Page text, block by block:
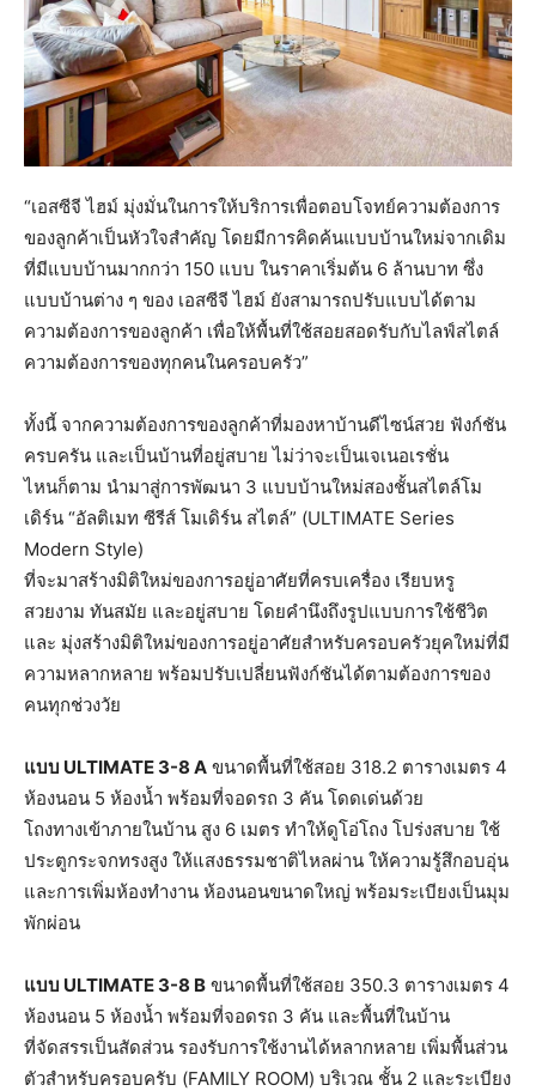
“เอสซีจี ไฮม์ มุ่งมั่นในการให้บริการเพื่อตอบโจทย์ความต้องการ
ของลูกค้าเป็นหัวใจสำคัญ โดยมีการคิดค้นแบบบ้านใหม่จากเดิม
ที่มีแบบบ้านมากกว่า 150 แบบ ในราคาเริ่มต้น 6 ล้านบาท ซึ่ง
แบบบ้านต่าง ๆ ของ เอสซีจี ไฮม์ ยังสามารถปรับแบบได้ตาม
ความต้องการของลูกค้า เพื่อให้พื้นที่ใช้สอยสอดรับกับไลฟ์สไตล์
ความต้องการของทุกคนในครอบครัว”
ทั้งนี้ จากความต้องการของลูกค้าที่มองหาบ้านดีไซน์สวย ฟังก์ชัน
ครบครัน และเป็นบ้านที่อยู่สบาย ไม่ว่าจะเป็นเจเนอเรชั่น
ไหนก็ตาม นำมาสู่การพัฒนา 3 แบบบ้านใหม่สองชั้นสไตล์โม
เดิร์น “อัลติเมท ซีรีส์ โมเดิร์น สไตล์” (ULTIMATE Series
Modern Style)
ที่จะมาสร้างมิติใหม่ของการอยู่อาศัยที่ครบเครื่อง เรียบหรู
สวยงาม ทันสมัย และอยู่สบาย โดยคำนึงถึงรูปแบบการใช้ชีวิต
และ มุ่งสร้างมิติใหม่ของการอยู่อาศัยสำหรับครอบครัวยุคใหม่ที่มี
ความหลากหลาย พร้อมปรับเปลี่ยนฟังก์ชันได้ตามต้องการของ
คนทุกช่วงวัย
แบบ ULTIMATE 3-8 A ขนาดพื้นที่ใช้สอย 318.2 ตารางเมตร 4
ห้องนอน 5 ห้องน้ำ พร้อมที่จอดรถ 3 คัน โดดเด่นด้วย
โถงทางเข้าภายในบ้าน สูง 6 เมตร ทำให้ดูโอ่โถง โปร่งสบาย ใช้
ประตูกระจกทรงสูง ให้แสงธรรมชาติไหลผ่าน ให้ความรู้สึกอบอุ่น
และการเพิ่มห้องทำงาน ห้องนอนขนาดใหญ่ พร้อมระเบียงเป็นมุม
พักผ่อน
แบบ ULTIMATE 3-8 B ขนาดพื้นที่ใช้สอย 350.3 ตารางเมตร 4
ห้องนอน 5 ห้องน้ำ พร้อมที่จอดรถ 3 คัน และพื้นที่ในบ้าน
ที่จัดสรรเป็นสัดส่วน รองรับการใช้งานได้หลากหลาย เพิ่มพื้นส่วน
ตัวสำหรับครอบครับ (FAMILY ROOM) บริเวณ ชั้น 2 และระเบียง